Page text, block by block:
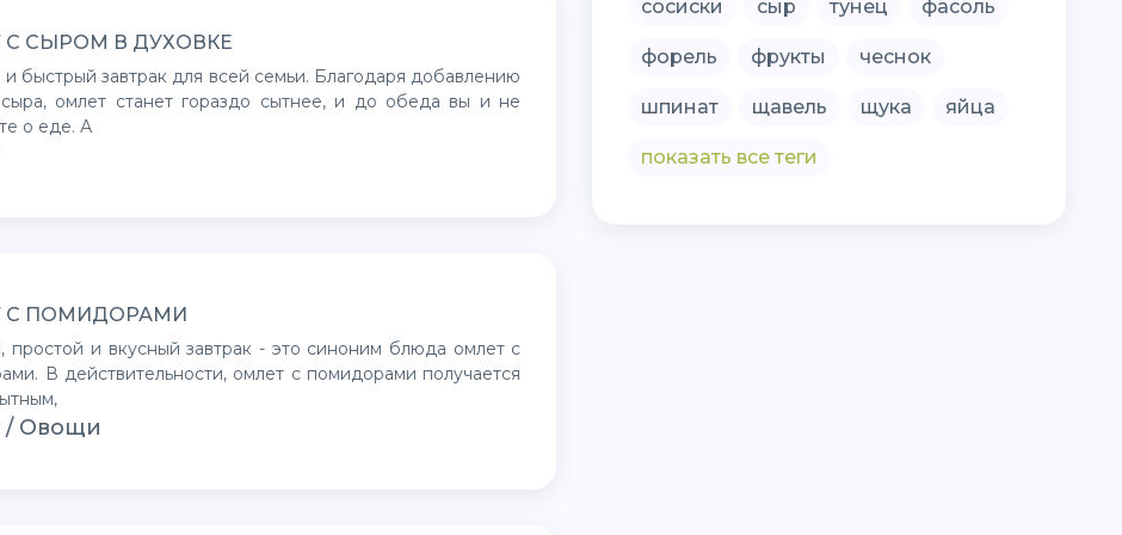
С СЫРОМ В ДУХОВКЕ
сыра, омлет станет гораздо сытнее, и до обеда вы и не
о еде. А
С ПОМИДОРАМИ
В действительности, омлет с помидорами получается
/ Овощи
сосиски сыр тунец фасоль
форель фрукты чеснок
шпинат щавель щука яйца
показать все теги